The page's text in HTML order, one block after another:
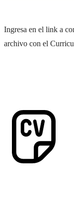
Ingresa en el link a
archivo con el